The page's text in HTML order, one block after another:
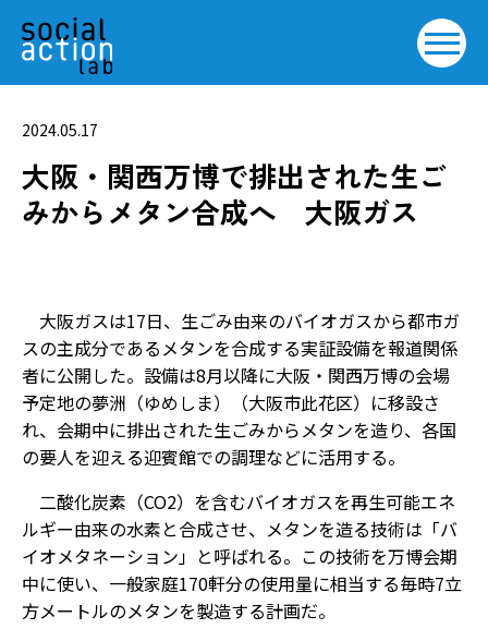
2024.05.17
大阪・関西万博で排出された生ご
みからメタン合成へ 大阪ガス
大阪ガスは17日、生ごみ由来のバイオガスから都市ガ
スの主成分であるメタンを合成する実証設備を報道関係
者に公開した。設備は8月以降に大阪・関西万博の会場
予定地の夢洲（ゆめしま）（大阪市此花区）に移設さ
れ、会期中に排出された生ごみからメタンを造り、各国
の要人を迎える迎賓館での調理などに活用する。
二酸化炭素（CO2）を含むバイオガスを再生可能エネ
ルギー由来の水素と合成させ、メタンを造る技術は「バ
イオメタネーション」と呼ばれる。この技術を万博会期
中に使い、一般家庭170軒分の使用量に相当する毎時7立
方メートルのメタンを製造する計画だ。